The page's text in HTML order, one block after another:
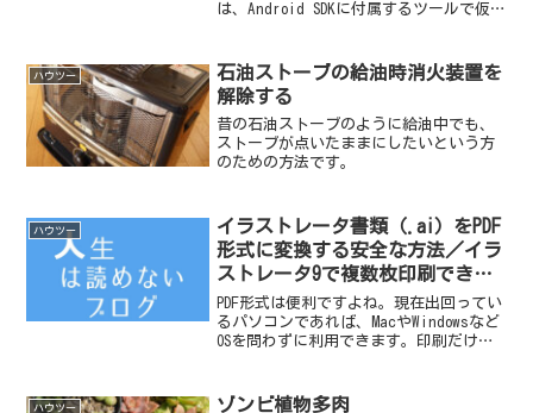
は、Android SDKに付属するツールで仮想
Eclip...
ハウツー
石油ストーブの給油時消火装置を
解除する
昔の石油ストーブのように給油中でも、
ストーブが点いたままにしたいという方
のための方法です。
ハウツー
イラストレータ書類（.ai）をPDF
形式に変換する安全な方法／イラ
ストレータ9で複数枚印刷できな
いときの対処方法
PDF形式は便利ですよね。現在出回ってい
るパソコンであれば、MacやWindowsなど
OSを問わずに利用できます。印刷だけす
トレータなどのアプリケーションがイン
ハウツー ゾンビ植物多肉